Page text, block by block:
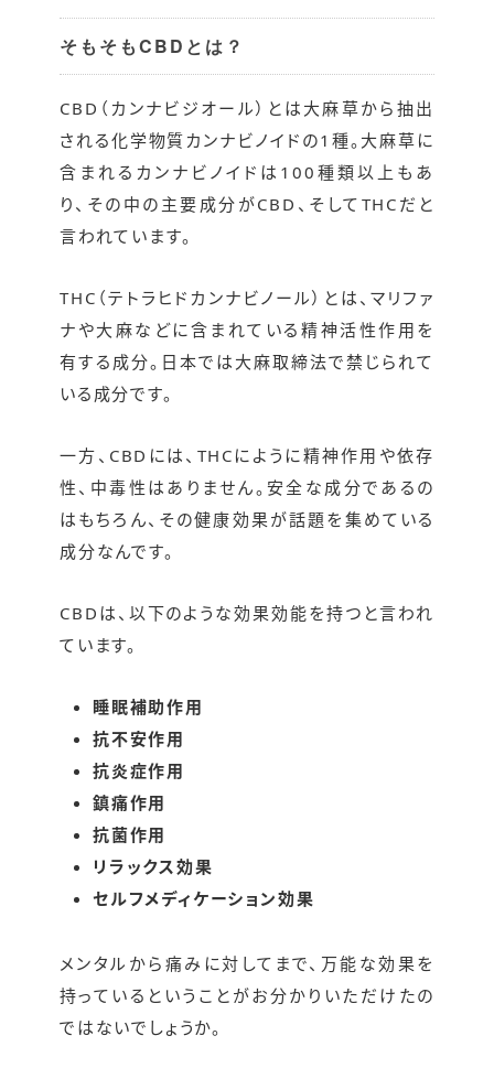
そもそもCBDとは？
CBD（カンナビジオール）とは大麻草から抽出
される化学物質カンナビノイドの1種。大麻草に
含まれるカンナビノイドは100種類以上もあ
り、その中の主要成分がCBD、そしてTHCだと
言われています。
THC（テトラヒドカンナビノール）とは、マリファ
ナや大麻などに含まれている精神活性作用を
有する成分。日本では大麻取締法で禁じられて
いる成分です。
一方、CBDには、THCにように精神作用や依存
性、中毒性はありません。安全な成分であるの
はもちろん、その健康効果が話題を集めている
成分なんです。
CBDは、以下のような効果効能を持つと言われ
ています。
睡眠補助作用
抗不安作用
抗炎症作用
鎮痛作用
抗菌作用
リラックス効果
セルフメディケーション効果
メンタルから痛みに対してまで、万能な効果を
持っているということがお分かりいただけたの
ではないでしょうか。